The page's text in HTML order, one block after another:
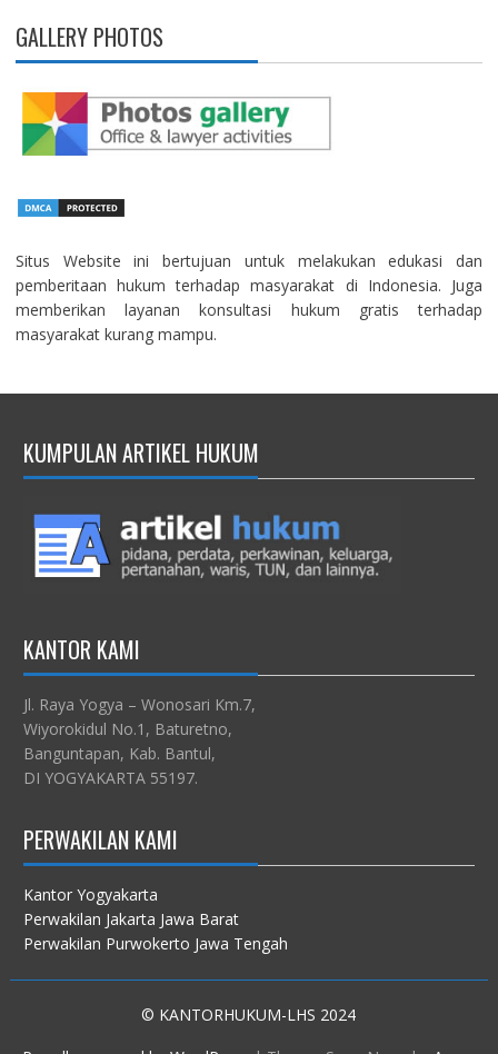
GALLERY PHOTOS
Situs Website ini bertujuan untuk melakukan edukasi dan
pemberitaan hukum terhadap masyarakat di Indonesia. Juga
memberikan layanan konsultasi hukum gratis terhadap
masyarakat kurang mampu.
KUMPULAN ARTIKEL HUKUM
KANTOR KAMI
Jl. Raya Yogya – Wonosari Km.7,
Wiyorokidul No.1, Baturetno,
Banguntapan, Kab. Bantul,
DI YOGYAKARTA 55197.
PERWAKILAN KAMI
Kantor Yogyakarta
Perwakilan Jakarta Jawa Barat
Perwakilan Purwokerto Jawa Tengah
© KANTORHUKUM-LHS 2024